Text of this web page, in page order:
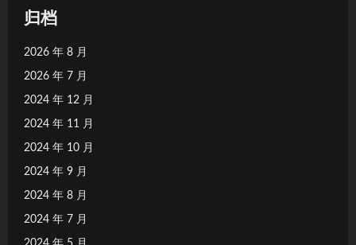
归档
2026 年 8 月
2026 年 7 月
2024 年 12 月
2024 年 11 月
2024 年 10 月
2024 年 9 月
2024 年 8 月
2024 年 7 月